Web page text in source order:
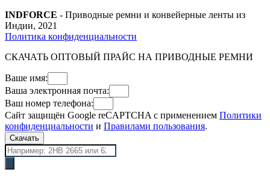
INDFORCE - Приводные ремни и конвейерные ленты из
Индии, 2021
Политика конфиденциальности
СКАЧАТЬ ОПТОВЫЙ ПРАЙС НА ПРИВОДНЫЕ РЕМНИ
Ваше имя:
Ваша электронная почта:
Ваш номер телефона:
Сайт защищён Google reCAPTCHA с применением Политики
конфиденциальности и Правилами пользования.
Скачать
Поиск
товаров